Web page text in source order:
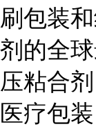
刷包装
剂的全
压粘合
医疗包